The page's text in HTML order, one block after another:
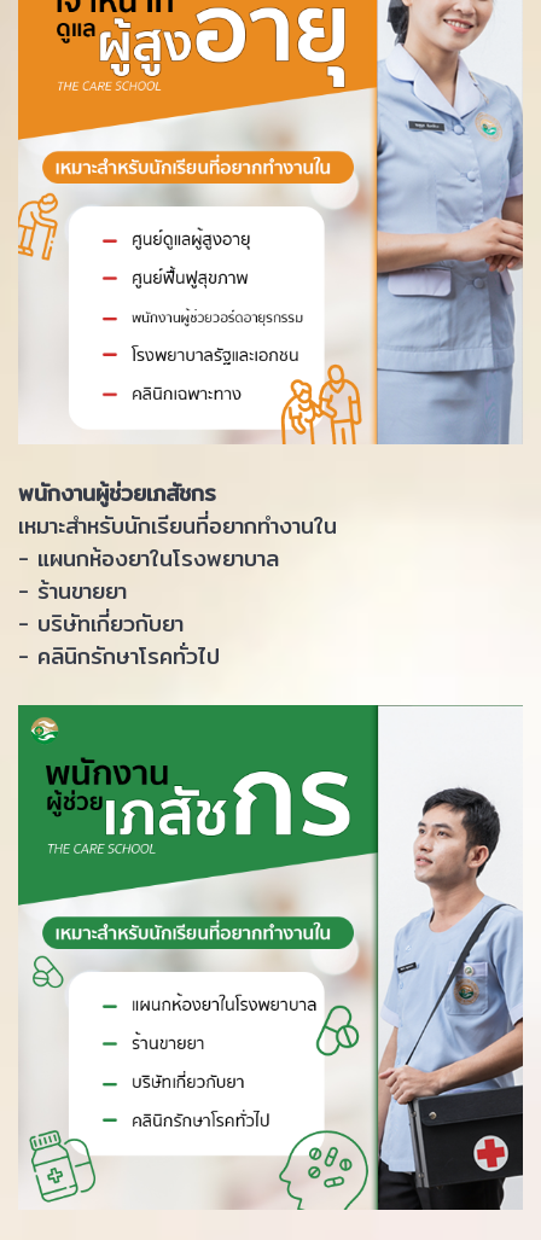
พนักงานผู้ช่วยเภสัชกร
เหมาะสำหรับนักเรียนที่อยากทำงานใน
- แผนกห้องยาในโรงพยาบาล
- ร้านขายยา
- บริษัทเกี่ยวกับยา
- คลินิกรักษาโรคทั่วไป